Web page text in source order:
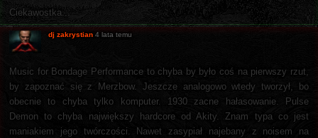
Ciekawostka...
dj zakrystian 4 lata temu
Music for Bondage Performance to chyba by było coś na pierwszy rzut,
by zapoznać się z Merzbow. Jeszcze analogowo wtedy tworzył, bo
obecnie to chyba tylko komputer. 1930 zacne hałasowanie. Pulse
Demon to chyba największy hardcore od Akity. Znam typa co jest
maniakiem jego twórczości. Nawet zasypiał najebany z noisem na